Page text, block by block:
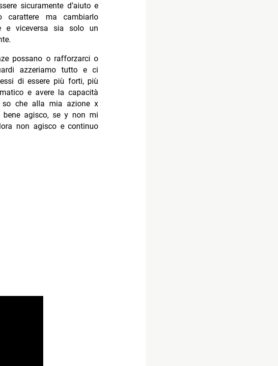
sicuramente d’aiuto e
ma cambiarlo
e viceversa sia solo un
possano o rafforzarci o
azzeriamo tutto e ci
di essere più forti, più
e avere la capacità
so che alla mia azione x
agisco, se y non mi
non agisco e continuo